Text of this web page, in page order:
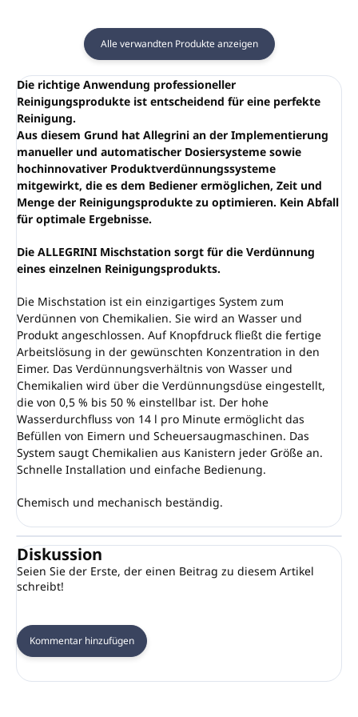
Alle verwandten Produkte anzeigen
Die richtige Anwendung professioneller
Reinigungsprodukte ist entscheidend für eine perfekte
Reinigung.
Aus diesem Grund hat Allegrini an der Implementierung
manueller und automatischer Dosiersysteme sowie
hochinnovativer Produktverdünnungssysteme
mitgewirkt, die es dem Bediener ermöglichen, Zeit und
Menge der Reinigungsprodukte zu optimieren. Kein Abfall
für optimale Ergebnisse.
Die ALLEGRINI Mischstation sorgt für die Verdünnung
eines einzelnen Reinigungsprodukts.
Die Mischstation ist ein einzigartiges System zum
Verdünnen von Chemikalien. Sie wird an Wasser und
Produkt angeschlossen. Auf Knopfdruck fließt die fertige
Arbeitslösung in der gewünschten Konzentration in den
Eimer. Das Verdünnungsverhältnis von Wasser und
Chemikalien wird über die Verdünnungsdüse eingestellt,
die von 0,5 % bis 50 % einstellbar ist. Der hohe
Wasserdurchfluss von 14 l pro Minute ermöglicht das
Befüllen von Eimern und Scheuersaugmaschinen. Das
System saugt Chemikalien aus Kanistern jeder Größe an.
Schnelle Installation und einfache Bedienung.
Chemisch und mechanisch beständig.
Diskussion
Seien Sie der Erste, der einen Beitrag zu diesem Artikel
schreibt!
Kommentar hinzufügen